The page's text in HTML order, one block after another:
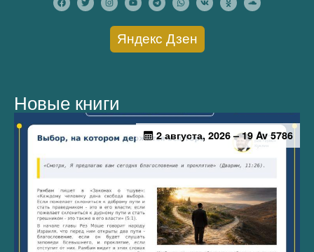
Яндекс Дзен
Новые книги